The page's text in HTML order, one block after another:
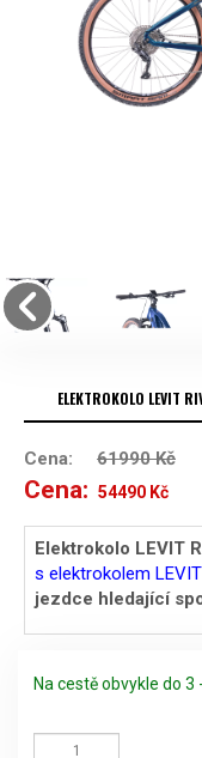
ELEKTROKOLO LEVIT
Cena: 61990Kč
Cena: Původní
cena
byla:
54490 Kč
je:
Elektrokolo LEVIT
s elektrokolem LEVIT
jezdce hledající
Na cestě obvykle do 3
LEVIT